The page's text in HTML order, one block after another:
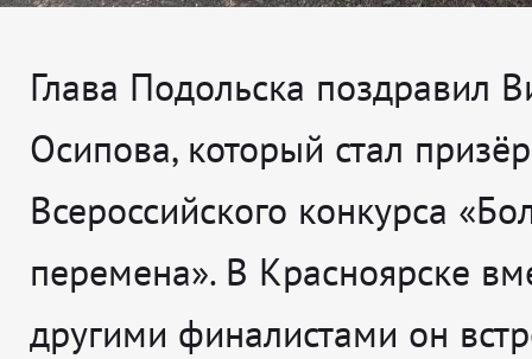
Глава Подольска поздравил
Осипова, который стал
Всероссийского конкурса
перемена». В Красноярске
другими финалистами он